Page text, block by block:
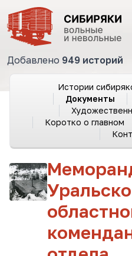
Добавлено 949 историй
Истории
Документы
Коротко о главном